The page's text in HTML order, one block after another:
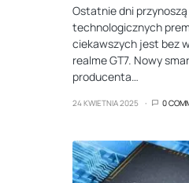
Ostatnie dni
technologicznych
ciekawszych jest bez
realme GT7. Nowy
producenta…
24 KWIETNIA 2025 0